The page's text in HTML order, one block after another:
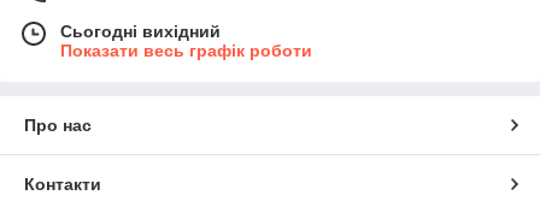
Сьогодні вихідний
Показати весь графік роботи
Про нас
Контакти